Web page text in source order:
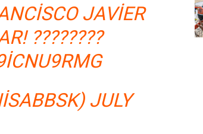
JAVIER
????????
JULY